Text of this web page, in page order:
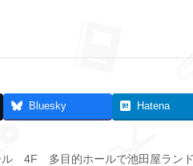
Bluesky Hatena
4F 多目的ホールで池田屋ラン